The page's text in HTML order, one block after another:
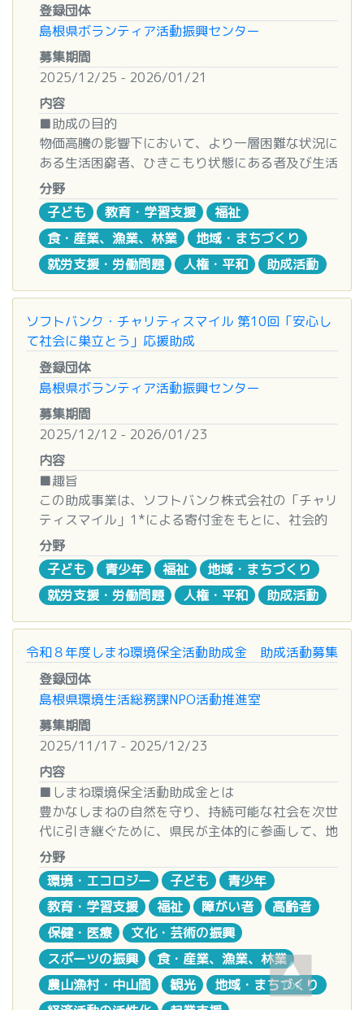
ません。相談支援や学習支援など他の支援活動と組
み合わせた活動は対象になります。
②共生促進プログラム
外国にルーツがある人々の孤立を防ぎ、地域で安心
して暮らす、また地域を担う一員となる多文化共生
社会を実現するための活動
＜主な支援活動の例＞
域住民の交流や相互理解を促進する活動
・地域の団体（社会福祉協議会、自治会、ＰＴＡ
等）や民間企業などが連携し外国にルーツがある
人々を含む地域共生を促進する活動
③中間支援・ネットワーク支援プログラム
外国にルーツがある人々を支援する団体の支援力向
上や、つながりをつくる活動や、地域の関係機関間
における連携体制の整備・強化を図る取り組み
＜主な支援活動の例＞
・外国にルーツがある人々を支援する団体のネット
ワーキング活動（全国または地域）
・外国にルーツがある人々への支援手法の共有や学
び合いの場づくり（例：学習支援手法、出身国別の
支援方法、コミュニティ形成手法など）
・外国にルーツがある人々を支援する人材育成や育
成ツール開発事業
④調査研究プログラム
国内に在住する外国ルーツの人々が抱えている、ま
たは直面している問題の明確化や課題解決の提言な
ど、支援活動の発展に寄与する調査研究
※調査研究を実施する体制に大学の研究者などの学
識経験者を含めること、また調査研究に際しては研
究倫理委員会または同等の機関による承認を得るこ
とを条件といたします。なお研究倫理委員会等につ
いてご質問等ありましたら、ご相談ください。
＜主な調査研究の例＞
・外国にルーツがある人々やコミュニティ、地域が
抱える課題やニーズの調査・研究
・外国にルーツがある人々を支援する団体が抱える
課題や各団体が実践している支援手法の定量的また
は定性的な調査・研究
※プログラム③と④の参考として、これまでの採択
事業を本ページ最下段に掲載いたしました。ご覧く
ださい。
■助成対象団体
○国内に拠点があり、生活困窮などのさまざまな困
難の状況にある外国にルーツがある人々を支援する
活動を展開する非営利団体を対象とします。
す。
なお、1つのグループからの両部門への申請は受け
付けませんのでご注意ください。
その他に、対象とならないグループや事業、注意事
い。
■支援対象（両部門共通）
地域に根ざした福祉活動を行っているグルー
プ
任意のボランティアグループまたはNPO法人
■支援内容・金額
1.支援金部門
国内のある一定の地域に福祉活動の拠点を設
ープ
より活動を広げるために物品等をそろえたい
というグループ
1グループにつき、最高50万円
15グループほどを予定
【対象となる活動（例）】
難を抱えた人々の日常生活への支援や、さまざま
な福祉サービスの提供（在宅か施設かは問いませ
ん）
進、またその活動の支援
文化・芸術活動などを通じての、障害や年齢
の枠をこえた交流や相互理解に向けた活動
福祉活動を通じての被災地の復旧・復興活動
ち上げ など
2.PC・モバイル端末購入支援部門
パソコンを利用して地域で活発な福祉活動に
取り組んでおり、台数を増やすことで、より高齢
者や障害当事者に役立ち、活動の充実を図れるグ
ループ
1グループにつき、最高10万円を補助
30グループほどを予定
【対象となる活動（例）】
地域の高齢者や障害当事者、生活困窮者、困
難を抱えた人々へのパソコン指導サービス（在宅
か施設かは問いません）
障害当事者の社会参加や就労の場づくりの促
進、またその活動の支援
要約筆記、字幕、音声等での情報保障
オンラインでの学習支援や相談事業
登録団体
島根県ボランティア活動振興センター
募集期間
2025/12/25 - 2026/01/21
内容
■助成の目的
物価高騰の影響下において、より一層困難な状況に
ある生活困窮者、ひきこもり状態にある者及び生活
困窮家庭のこども等に対する支援活動を実施する民
間団体の取組みを支援することを目的とします。
■助成総額
約4億円
■助成の対象となる団体
次の要件を満たす団体とする。
１．社会福祉の振興に寄与する事業を行う、営利を
目的としない次の法人又は団体
・社会福祉法人
・医療法人
・公益法人(公益社団法人又は公益財団法人)
・NPO法人(特定非営利活動法人)
・一般法人(法人税法上の非営利型法人の要件を満
たす[助成対象となる事業の実施期間中に移行する
ものを含む※]一般社団法人又は一般財団法人)
※助成の正式決定は非営利型移行後
人・団体は、 次の要件を満たす必要があります。
※理事を2人以上置いていること
※役員会など意思決定を行うための組織につい
ただし、上記の団体であっても、次に該当する場合
は除きます。
・反社会的勢力及び反社会的勢力と密接な関係にあ
る団体
・過去において法令等に違反する等の不正行為を行
い、不正を行った年度の翌年度以降5年間を経過し
ない団体
・監事を設置していない団体(定款等に監事の設置
規定がないものを含む)
２．生活困窮者、ひきこもり状態にある者及び生活
う民間団体であり、原則として1年以上の活動実績
を有すること。
■助成の対象となる事業
１．物価高騰の影響下において、より一層困難な状
況にある生活困窮者、ひきこもり状態にある者及び
生活困窮家庭のこども等に対して、電話・SNS相
談、住まいの確保等の支援、就労に向けた支援、食
分野
子ども
教育・学習支援
福祉
食・産業、漁業、林業
地域・まちづくり
就労支援・労働問題
人権・平和 助成活動
ソフトバンク・チャリティスマイル 第10回「安心し
て社会に巣立とう」応援助成
登録団体
島根県ボランティア活動振興センター
募集期間
2025/12/12 - 2026/01/23
内容
■趣旨
この助成事業は、ソフトバンク株式会社の「チャリ
ティスマイル」1*による寄付金をもとに、社会的
養護のもとで育ったり、虐待を受けたり、貧困や家
庭の機能不全など多様な困難を抱えながらも十分に
公的支援を受けることができなかった子どもや若者
たちにとっての頼れる存在や居場所等を作ること
で、社会的なつながりを得て孤立を防ぎ、安心して
組む活動（事業）を応援するものです。
なお、本助成は今回が最後の公募となります。
＊ソフトバンク株式会社「チャリティスマイル」と
は
ソフトバンク株式会社の社会貢献活動として提供す
るオプションサービスです。オプションサービスに
加入した携帯電話利用者から毎月10円を、ソフト
バンクが同額の10円をマッチングし、毎月20円を
頼れる家族がいない子どもたちを支援する団体へ寄
付する仕組みです。
<https://www.softbank.jp/mobile/price_plan/
smile/>
■助成対象事業所・団体
・社会的養護施設等から自立に向けて歩む子どもた
ちのアフターケアに取り組んでいる退所児童等支援
事業所や虐待、貧困、家庭の機能不全など多様な困
分野
子ども
青少年 福祉
地域・まちづくり
就労支援・労働問題
人権・平和 助成活動
令和８年度しまね環境保全活動助成金 助成活動募集
登録団体
島根県環境生活総務課NPO活動推進室
募集期間
2025/11/17 - 2025/12/23
内容
■しまね環境保全活動助成金とは
豊かなしまねの自然を守り、持続可能な社会を次世
代に引き継ぐために、県民が主体的に参画して、地
域の環境保全に取り組む団体が行う活動を支援する
助成金です。
■募集期間 令和７年１１月４日（火）～１２月２
３日（火）
■対象団体
NPO法人・公益法人・一般財団法人・一般社団法
分野
環境・エコロジー
子ども
青少年
教育・学習支援
福祉 障がい者
高齢者
保健・医療
文化・芸術の振興
スポーツの振興
食・産業、漁業、林業
農山漁村・中山間
観光
地域・まちづくり